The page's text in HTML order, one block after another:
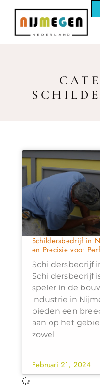
Schildersbedrijf in
en Precisie voor
Schildersbedrijf
Schildersbedrijf
speler in de
industrie in
bieden een
aan op het
zowel
Februari 21, 2024